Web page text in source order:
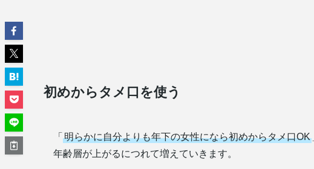
初めからタメ口を使う
「 明らかに自分よりも年下の女性になら初めからタメ口OK
年齢層が上がるにつれて増えていきます。